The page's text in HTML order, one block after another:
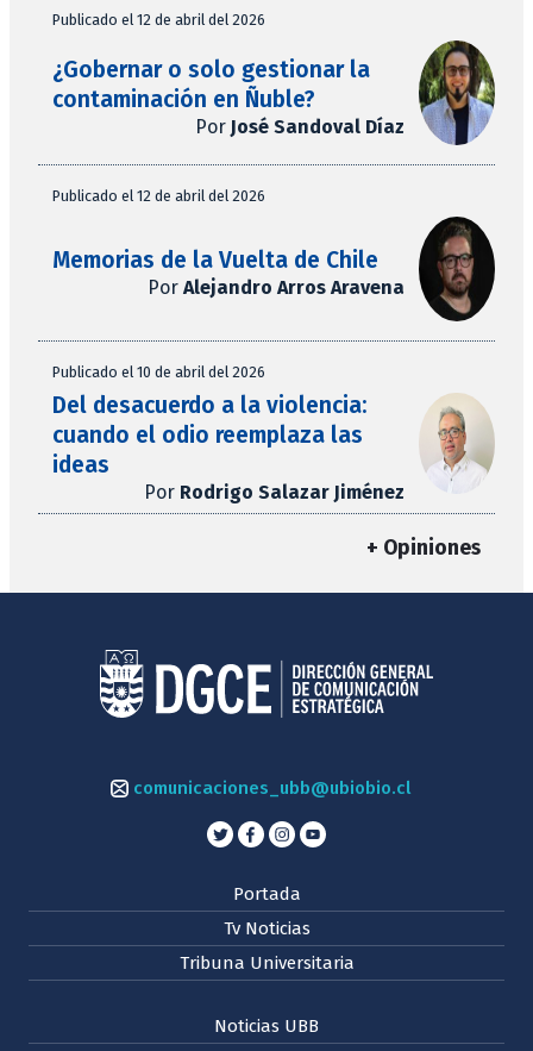
Publicado el 12 de abril del 2026
¿Gobernar o solo gestionar la
contaminación en Ñuble?
Por José Sandoval Díaz
Publicado el 12 de abril del 2026
Memorias de la Vuelta de Chile
Por Alejandro Arros Aravena
Publicado el 10 de abril del 2026
Del desacuerdo a la violencia:
cuando el odio reemplaza las
ideas
Por Rodrigo Salazar Jiménez
+ Opiniones
comunicaciones_ubb@ubiobio.cl
Portada
Tv Noticias
Tribuna Universitaria
Noticias UBB